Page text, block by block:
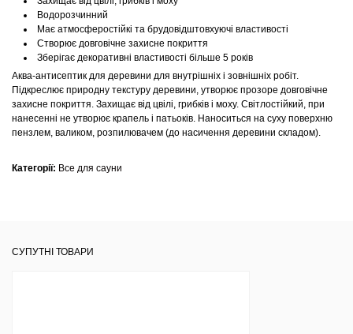
Водорозчинний
Має атмосферостійкі та брудовідштовхуючі властивості
Створює довговічне захисне покриття
Зберігає декоративні властивості більше 5 років
Аква-антисептик для деревини для внутрішніх і зовнішніх робіт.
Підкреслює природну текстуру деревини, утворює прозоре довговічне
захисне покриття. Захищає від цвілі, грибків і моху. Світлостійкий, при
нанесенні не утворює крапель і патьоків. Наноситься на суху поверхню
пензлем, валиком, розпилювачем (до насичення деревини складом).
Категорії: Все для сауни
СУПУТНІ ТОВАРИ